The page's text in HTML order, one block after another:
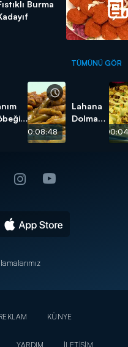
Burma
TÜMÜNÜ GÖR
00:08:48
Lahana
Dolması
KÜNYE
YARDIM İLETİŞİM